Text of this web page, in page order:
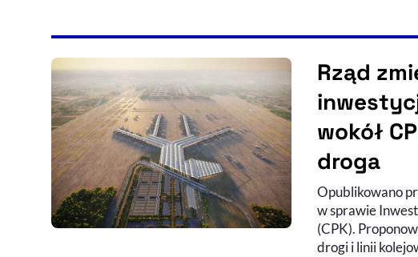
Rząd
wokół
droga
Opublikowano
w sprawie
(CPK).
drogi i linii